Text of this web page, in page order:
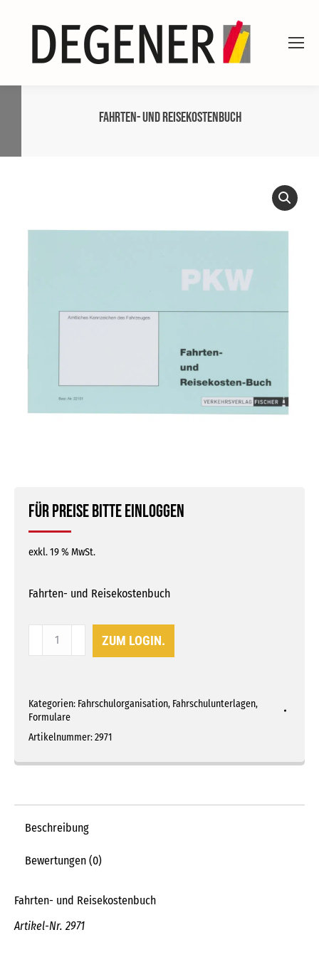
Fahrten- und Reisekostenbuch
Für Preise bitte einloggen
exkl. 19 % MwSt.
Fahrten- und Reisekostenbuch
Fahrten-
ZUM LOGIN.
Kategorien: Fahrschulorganisation, Fahrschulunterlagen,
Formulare
Artikelnummer:2971
Beschreibung
Bewertungen (0)
Fahrten- und Reisekostenbuch
Artikel-Nr. 2971